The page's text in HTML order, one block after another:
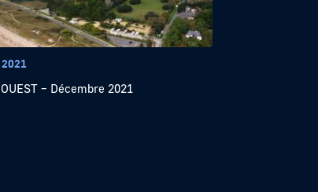
– Décembre 2021